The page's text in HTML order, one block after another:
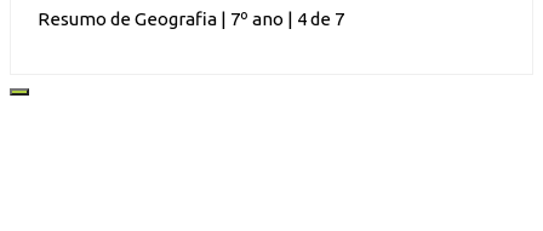
Resumo de Geografia | 7º ano | 4 de 7